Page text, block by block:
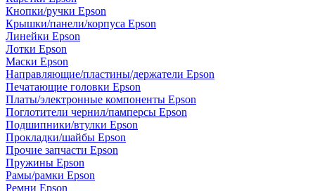
Кнопки/ручки Epson
Крышки/панели/корпуса Epson
Линейки Epson
Лотки Epson
Маски Epson
Направляющие/пластины/держатели Epson
Печатающие головки Epson
Платы/электронные компоненты Epson
Поглотители чернил/памперсы Epson
Подшипники/втулки Epson
Прокладки/шайбы Epson
Прочие запчасти Epson
Пружины Epson
Рамы/рамки Epson
Ремни Epson